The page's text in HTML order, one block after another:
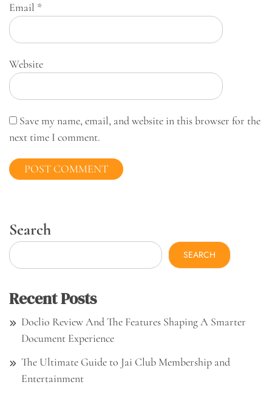
Email *
Website
Save my name, email, and website in this browser for the
next time I comment.
Search
SEARCH
Recent Posts
Doclio Review And The Features Shaping A Smarter
Document Experience
The Ultimate Guide to Jai Club Membership and
Entertainment